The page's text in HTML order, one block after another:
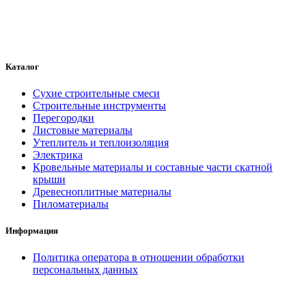
Каталог
Сухие строительные смеси
Строительные инструменты
Перегородки
Листовые материалы
Утеплитель и теплоизоляция
Электрика
Кровельные материалы и составные части скатной
крыши
Древесноплитные материалы
Пиломатериалы
Информация
Политика оператора в отношении обработки
персональных данных